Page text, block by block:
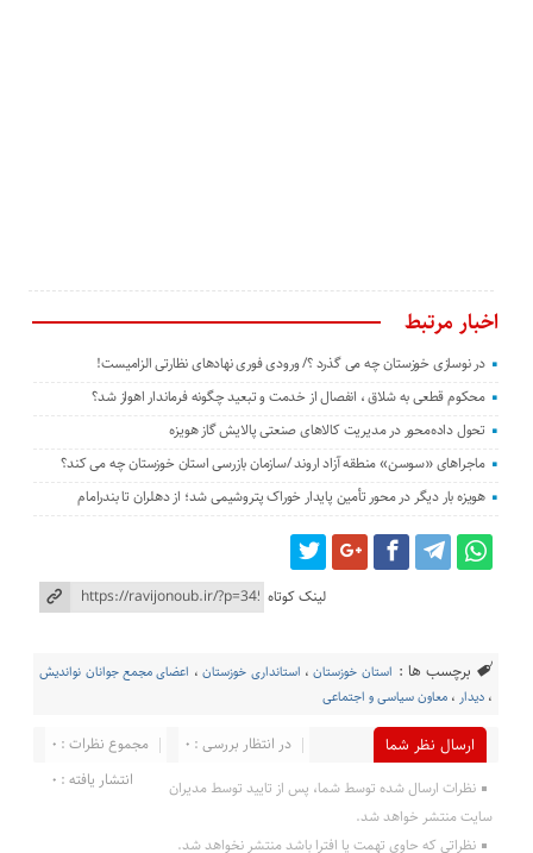
اخبار مرتبط
در نوسازی خوزستان چه می گذرد ؟/ ورودی فوری نهادهای نظارتی الزامیست!
محکوم قطعی به شلاق ، انفصال از خدمت و تبعید چگونه فرماندار اهواز شد؟
تحول داده‌محور در مدیریت کالاهای صنعتی پالایش گاز هویزه
ماجراهای «سوسن» منطقه آزاد اروند /سازمان بازرسی استان خوزستان چه می کند؟
هویزه بار دیگر در محور تأمین پایدار خوراک پتروشیمی شد؛ از دهلران تا بندرامام
لینک کوتاه
برچسب ها : استان خوزستان، استانداری خوزستان، اعضای مجمع جوانان نواندیش
،دیدار ،معاون سیاسی و اجتماعی
ارسال نظر شما مجموع نظرات : 0
در انتظار بررسی : 0
انتشار یافته : 0
نظرات ارسال شده توسط شما، پس از تایید توسط مدیران
سایت منتشر خواهد شد.
نظراتی که حاوی تهمت یا افترا باشد منتشر نخواهد شد.